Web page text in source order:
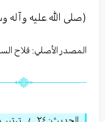
(صلى الله عليه
المصدر الأصلي: فلاح